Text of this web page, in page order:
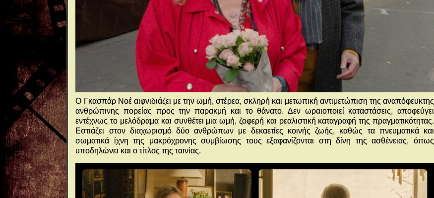
Ο Γκασπάρ Νοέ αιφνιδιάζει με την ωμή, στέρεα, σκληρή και μετωπική αντιμετώπιση της αναπόφευκτης
ανθρώπινης πορείας προς την παρακμή και το θάνατο. Δεν ωραιοποιεί καταστάσεις, αποφεύγει
εντέχνως το μελόδραμα και συνθέτει μια ωμή, ζοφερή και ρεαλιστική καταγραφή της πραγματικότητας.
Εστιάζει στον διαχωρισμό δύο ανθρώπων με δεκαετίες κοινής ζωής, καθώς τα πνευματικά και
σωματικά ίχνη της μακρόχρονης συμβίωσης τους εξαφανίζονται στη δίνη της ασθένειας, όπως
υποδηλώνει και ο τίτλος της ταινίας.